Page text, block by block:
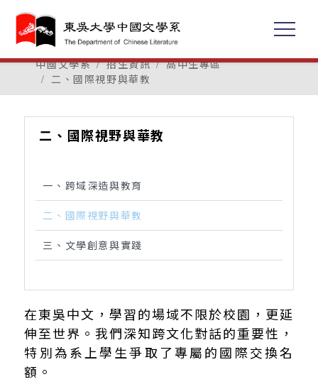
中國文學系 招生資訊
高中生專區
二、國際視野與華教
二、國際視野與華教
一、跨域深造與教育
二、國際視野與華教
三、文學創意與實踐
在東吳中文，學習的場域不限於校園，更延
伸至世界。我們深知跨文化對話的重要性，
特別為系上學生爭取了專屬的國際交換名
額。